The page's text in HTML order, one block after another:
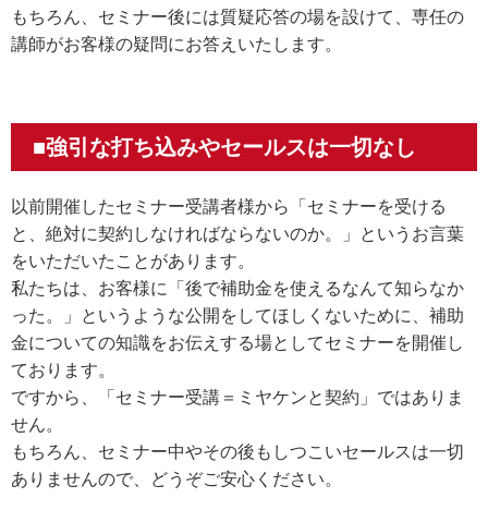
もちろん、セミナー後には質疑応答の場を設けて、専任の
講師がお客様の疑問にお答えいたします。
■強引な打ち込みやセールスは一切なし
以前開催したセミナー受講者様から「セミナーを受ける
と、絶対に契約しなければならないのか。」というお言葉
をいただいたことがあります。
私たちは、お客様に「後で補助金を使えるなんて知らなか
った。」というような公開をしてほしくないために、補助
金についての知識をお伝えする場としてセミナーを開催し
ております。
ですから、「セミナー受講＝ミヤケンと契約」ではありま
せん。
もちろん、セミナー中やその後もしつこいセールスは一切
ありませんので、どうぞご安心ください。